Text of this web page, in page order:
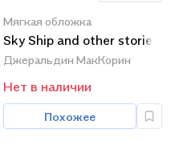
Мягкая обложка
Sky Ship and other stories
Джеральдин МакКорин
Нет в наличии
Похожее